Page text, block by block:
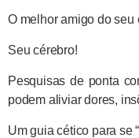
O melhor amigo do seu
Seu cérebro!
Pesquisas de ponta
podem aliviar dores,
Um guia cético para se